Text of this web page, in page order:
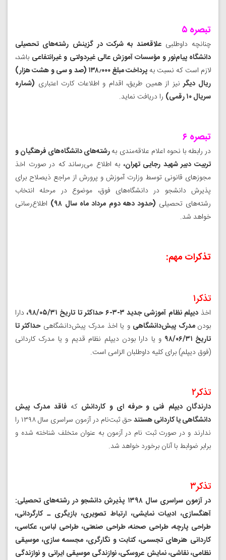
تبصره ۵
چنانچه داوطلبیعلاقه‌مند به شرکت در گزینش رشته‌های تحصیلی
دانشگاه پیام‌نور و مؤسسات آموزش عالی غیردولتی و غیرانتفاعی باشد،
لازم است که نسبت به
پرداخت مبلغ ۱۳۸٫۰۰۰ (صد و سی و هشت هزار)
ریال دیگرنیز از همین طریق، اقدام و اطلاعات کارت اعتباری (شماره
سریال ۱۰ رقمی)
را دریافت نماید.
تبصره ۶
در رابطه با نحوه اعلام علاقه‌مندی بهرشته‌های دانشگاه‌های فرهنگیان و
تربیت دبیر شهید رجایی تهران، به اطلاع می‌رساند که در صورت اخذ
مجوزهای قانونی توسط وزارت آموزش و پرورش از مراجع ذیصلاح برای
پذیرش دانشجو در دانشگاه‌های فوق، موضوع در مرحله انتخاب
رشته‌های تحصیلی (حدود دهه دوم مرداد ماه سال ۹۸)
اطلاع‌رسانی
خواهد شد.
تذکرات مهم:
تذکر۱
اخذدیپلم نظام آموزشی جدید ۳-۳-۶ حداکثر تا تاریخ ۹۸/۰۵/۳۱،
دارا
بودن مدرک پیش‌دانشگاهی و یا اخذ مدرک پیش‌دانشگاهیحداکثر تا
تاریخ ۹۸/۰۶/۳۱
و یا دارا بودن دیپلم نظام قدیم و یا مدرک کاردانی
(فوق دیپلم) برای کلیه داوطلبان الزامی است.
تذکر۲
دارندگان دیپلم فنی و حرفه ای و کاردانش که فاقد مدرک پیش
دانشگاهی یا کاردانی هستند
حق ثبت‌نام در آزمون سراسری سال ۱۳۹۸ را
ندارند و در صورت ثبت نام در آزمون به عنوان متخلف شناخته شده و
برابر ضوابط با آنان برخورد خواهد شد.
تذکر۳
در آزمون سراسری سال ۱۳۹۸ پذیرش دانشجو در رشته‌های تحصیلی:
آهنگسازی، ادبیات نمایشی، ارتباط تصویری، بازیگری ـ کارگردانی،
طراحی پارچه، طراحی صحنه، طراحی صنعتی، طراحی لباس، عکاسی،
کاردانی هنرهای تجسمی، کتابت و نگارگری، مجسمه سازی، موسیقی
نظامی، نقاشی، نمایش عروسکی، نوازندگی موسیقی ایرانی و نوازندگی